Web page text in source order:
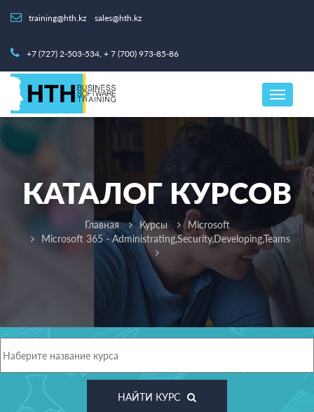
training@hth.kz sales@hth.kz
+7 (727) 2-503-534, + 7 (700) 973-85-86
КАТАЛОГ КУРСОВ
Главная Курсы
Microsoft
Microsoft 365 - Administrating,Security,Developing,Teams
НАЙТИ КУРС